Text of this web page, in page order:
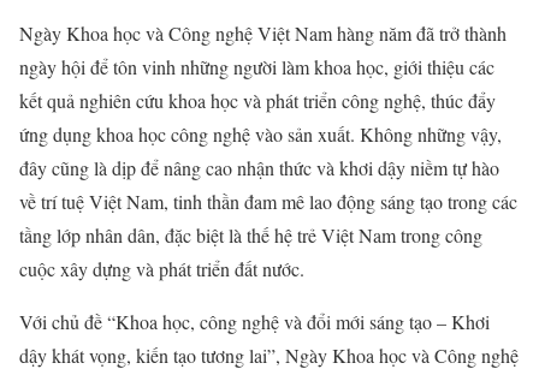
Ngày Khoa học và Công nghệ Việt Nam hàng năm đã trở thành
ngày hội để tôn vinh những người làm khoa học, giới thiệu các
kết quả nghiên cứu khoa học và phát triển công nghệ, thúc đẩy
ứng dụng khoa học công nghệ vào sản xuất. Không những vậy,
đây cũng là dịp để nâng cao nhận thức và khơi dậy niềm tự hào
về trí tuệ Việt Nam, tinh thần đam mê lao động sáng tạo trong các
tầng lớp nhân dân, đặc biệt là thế hệ trẻ Việt Nam trong công
cuộc xây dựng và phát triển đất nước.
Với chủ đề “Khoa học, công nghệ và đổi mới sáng tạo – Khơi
dậy khát vọng, kiến tạo tương lai”, Ngày Khoa học và Công nghệ